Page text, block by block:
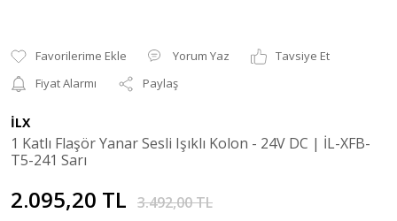
Yorum Yaz
Tavsiye Et
Fiyat Alarmı
Paylaş
İLX
1 Katlı Flaşör Yanar Sesli Işıklı Kolon - 24V DC | İL-XFB-
T5-241 Sarı
2.095,20 TL 3.492,00 TL